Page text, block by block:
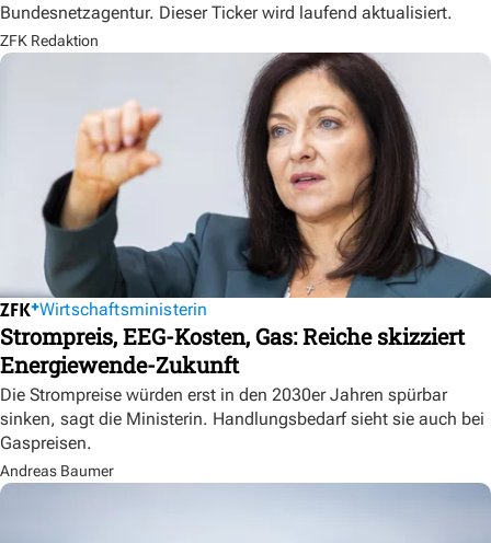
Bundesnetzagentur. Dieser Ticker wird laufend aktualisiert.
ZFK Redaktion
Wirtschaftsministerin
Strompreis, EEG-Kosten, Gas: Reiche skizziert
Energiewende-Zukunft
Die Strompreise würden erst in den 2030er Jahren spürbar
sinken, sagt die Ministerin. Handlungsbedarf sieht sie auch bei
Gaspreisen.
Andreas Baumer